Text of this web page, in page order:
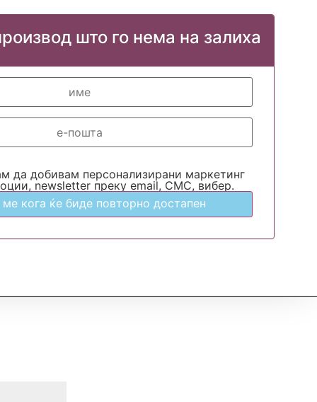
што го нема на залиха
да добивам персонализирани маркетинг
newsletter преку email, СМС, вибер.
кога ќе биде повторно достапен